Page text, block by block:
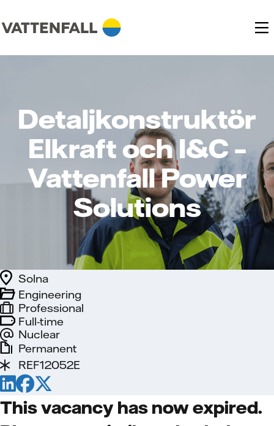
Detaljkonstruktör
Elkraft och I&C –
Vattenfall Power
Solutions
Full-time
Nuclear
Engineering
Solna
Professional
Permanent
REF12052E
This vacancy has now expired.